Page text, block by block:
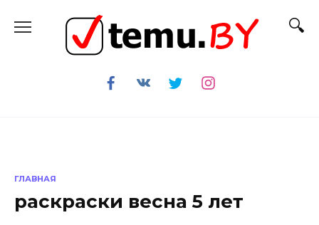
содержанию
ГЛАВНАЯ
раскраски весна 5 лет